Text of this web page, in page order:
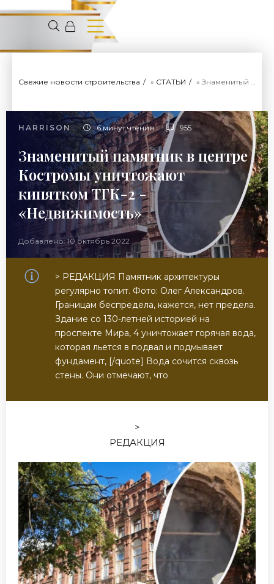
Свежие новости строительства » СТАТЬИ » Знаменитый памятник в центре Костромы уничтожают кипятком ТГК-2 - «Недвижимость»
HARRISON 6 минут чтения 955
Знаменитый памятник в центре
Костромы уничтожают
кипятком ТГК-2 -
«Недвижимость»
Добавлено: 10 октябрь 2022
> РЕДАКЦИЯ Памятник архитектуры
регулярно топит. Фото: Олег Александров.
Границам беспредела, кажется, нет предела.
Здание со 130-летней историей на
проспекте Мира, 4 уничтожает горячая вода,
которая льется в подвал и подмывает
фундамент, [/quote] Вода сочится сквозь
стены. Они отмечают, что
>
РЕДАКЦИЯ